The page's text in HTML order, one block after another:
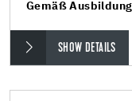
Gemäß
SHOW DETAILS